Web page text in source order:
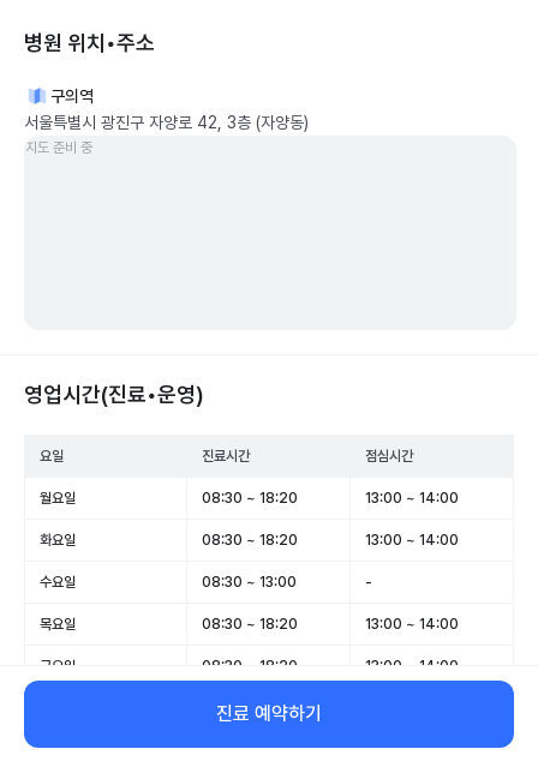
병원 위치•주소
구의역
서울특별시 광진구 자양로 42, 3층 (자양동)
지도 준비 중
영업시간(진료•운영)
요일 진료시간 점심시간
월요일 08:30 ~ 18:20 13:00 ~ 14:00
화요일 08:30 ~ 18:20 13:00 ~ 14:00
수요일 08:30 ~ 13:00 -
목요일 08:30 ~ 18:20 13:00 ~ 14:00
금요일 08:30 ~ 18:20 13:00 ~ 14:00
08:30 ~ 13:30
일요일 휴무 -
진료 예약하기